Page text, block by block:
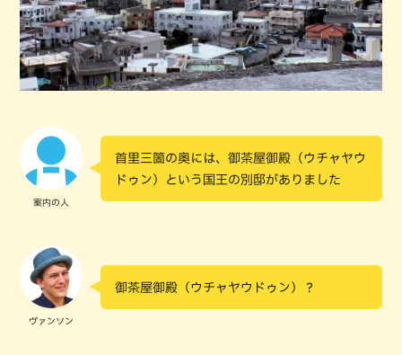
案内の人
首里三箇の奥には、御茶屋御殿（ウチャヤウ
ドゥン）という国王の別邸がありました
ヴァンソン
御茶屋御殿（ウチャヤウドゥン）？